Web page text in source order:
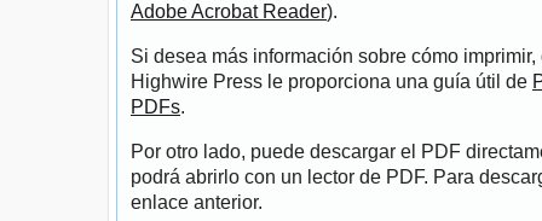
Adobe Acrobat Reader).
Si desea más información sobre cómo
Highwire Press le proporciona una guía útil de
PDFs.
Por otro lado, puede descargar el PDF
podrá abrirlo con un lector de PDF. Para
enlace anterior.